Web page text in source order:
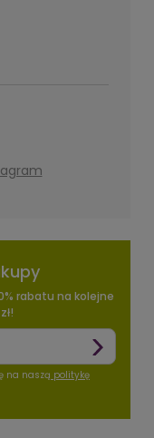
rabatu na kolejne
na naszą politykę